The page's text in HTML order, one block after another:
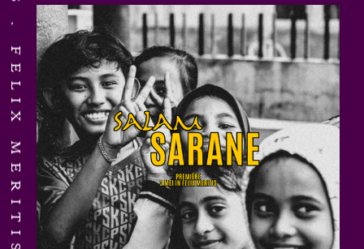
FELIX MERITIS